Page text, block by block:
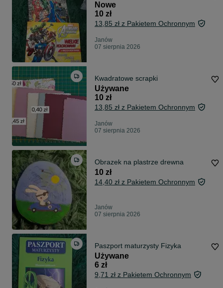
Nowe
10 zł
13,85 zł z Pakietem Ochronnym
Janów
07 sierpnia 2026
Kwadratowe scrapki
Używane
10 zł
13,85 zł z Pakietem Ochronnym
Janów
07 sierpnia 2026
Obrazek na plastrze drewna
10 zł
14,40 zł z Pakietem Ochronnym
Janów
07 sierpnia 2026
Paszport maturzysty Fizyka
Używane
6 zł
9,71 zł z Pakietem Ochronnym